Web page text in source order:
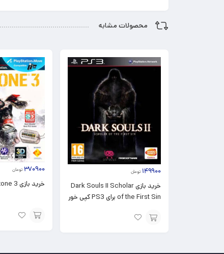
محصولات مشابه
۱۴۹۹۰۰ تومان
خرید بازی Dark Souls II Scholar
of the First Sin برای PS3 کپی خور
۳۷۰۹۰۰ تومان
خرید بازی Killzone 3 برای PS3